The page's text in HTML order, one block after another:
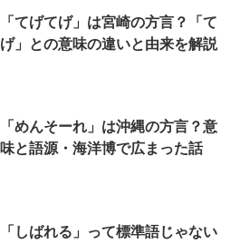
「てげてげ」は宮崎の方言？「て
げ」との意味の違いと由来を解説
「めんそーれ」は沖縄の方言？意
味と語源・海洋博で広まった話
「しばれる」って標準語じゃない